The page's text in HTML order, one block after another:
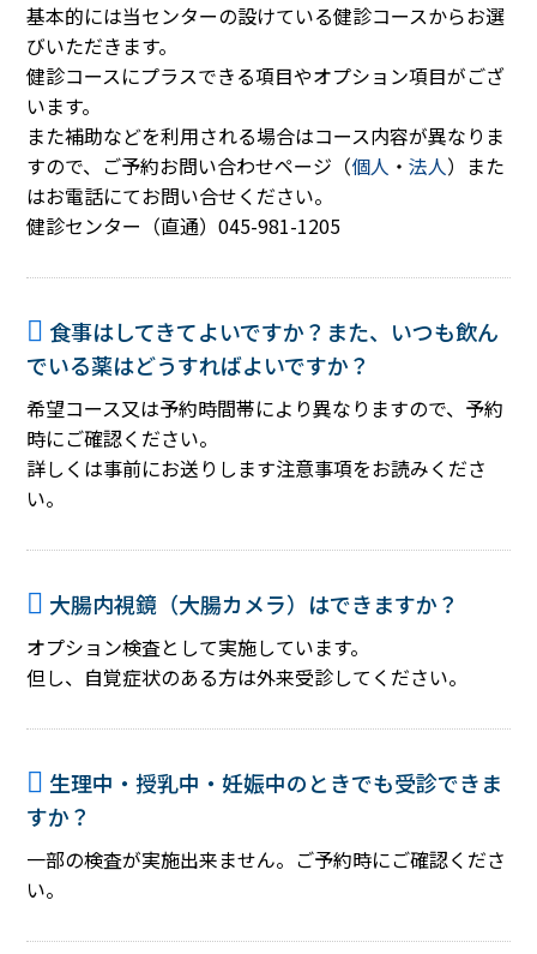
基本的には当センターの設けている健診コースからお選
びいただきます。
健診コースにプラスできる項目やオプション項目がござ
います。
また補助などを利用される場合はコース内容が異なりま
すので、ご予約お問い合わせページ（個人 ・法人）また
はお電話にてお問い合せください。
健診センター（直通）045-981-1205
食事はしてきてよいですか？また、いつも飲ん
でいる薬はどうすればよいですか？
希望コース又は予約時間帯により異なりますので、予約
時にご確認ください。
詳しくは事前にお送りします注意事項をお読みくださ
い。
大腸内視鏡（大腸カメラ）はできますか？
オプション検査として実施しています。
但し、自覚症状のある方は外来受診してください。
生理中・授乳中・妊娠中のときでも受診できま
すか？
一部の検査が実施出来ません。ご予約時にご確認くださ
い。